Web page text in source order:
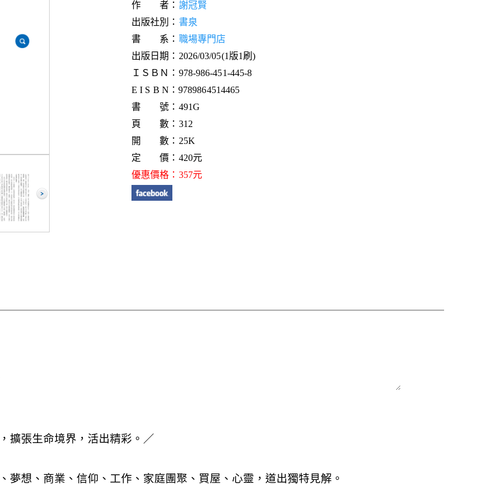
作 者： 謝冠賢
出版社別： 書泉
書 系： 職場專門店
出版日期：2026/03/05(1版1刷)
ＩＳＢＮ：978-986-451-445-8
E I S B N：9789864514465
書 號：491G
頁 數：312
開 數：25K
定 價：420元
優惠價格：357元